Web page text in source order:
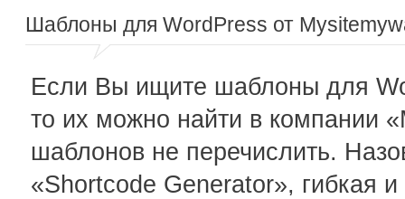
Шаблоны для WordPress от
Если Вы ищите шаблоны для
то их можно найти в компании
шаблонов не перечислить.
«Shortcode Generator», гибкая